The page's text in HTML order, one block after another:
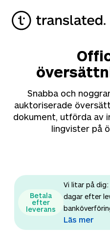
Snabba och
auktoriserade
dokument, utförda av
lingvister på
Betala
efter
leverans
Vi litar på
dagar efter
Läs mer